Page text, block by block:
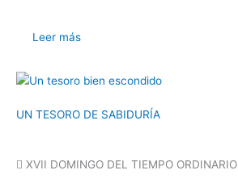
Leer más
UN TESORO DE SABIDURÍA
XVII DOMINGO DEL TIEMPO ORDINARIO